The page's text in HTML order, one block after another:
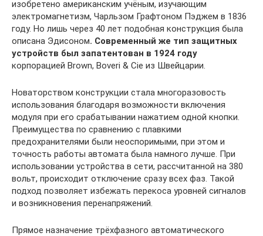
изобретено американским учёным, изучающим
электромагнетизм, Чарльзом Графтоном Пэджем в 1836
году. Но лишь через 40 лет подобная конструкция была
описана Эдисоном. Современный же тип защитных
устройств был запатентован в 1924 году
корпорацией Brown, Boveri & Cie из Швейцарии.
Новаторством конструкции стала многоразовость
использования благодаря возможности включения
модуля при его срабатывании нажатием одной кнопки.
Преимущества по сравнению с плавкими
предохранителями были неоспоримыми, при этом и
точность работы автомата была намного лучше. При
использовании устройства в сети, рассчитанной на 380
вольт, происходит отключение сразу всех фаз. Такой
подход позволяет избежать перекоса уровней сигналов
и возникновения перенапряжений.
Прямое назначение трёхфазного автоматического